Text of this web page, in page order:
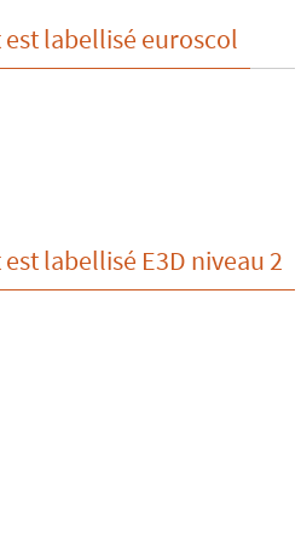
labellisé euroscol
labellisé E3D niveau 2